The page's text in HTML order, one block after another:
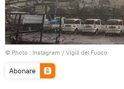
© Photo : Instagram / Vigili del Fuoco
Abonare